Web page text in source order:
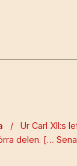
/
Ur Carl XII:s
delen. […